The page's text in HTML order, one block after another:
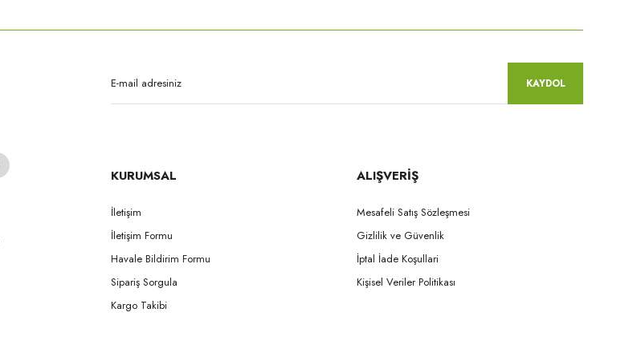
KAYDOL
KURUMSAL
İletişim
İletişim Formu
Havale Bildirim Formu
Sipariş Sorgula
Kargo Takibi
ALIŞVERİŞ
Mesafeli Satış Sözleşmesi
Gizlilik ve Güvenlik
İptal İade Koşullari
Kişisel Veriler Politikası